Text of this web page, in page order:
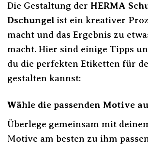
Die Gestaltung der HERMA
Dschungel ist ein kreativer
macht und das Ergebnis zu
macht. Hier sind einige Tipps
du die perfekten Etiketten für
gestalten kannst:
Wähle die passenden Motive
Überlege gemeinsam mit
Motive am besten zu ihm